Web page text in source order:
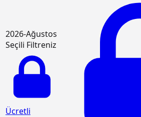
2026-Ağustos
Seçili Filtreniz
Ücretli